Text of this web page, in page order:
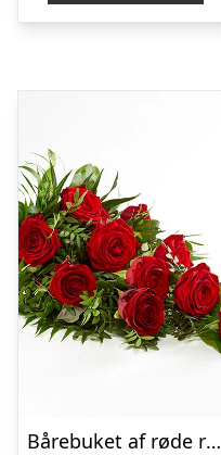
Bårebuket af røde roser – Blomster til begravelse